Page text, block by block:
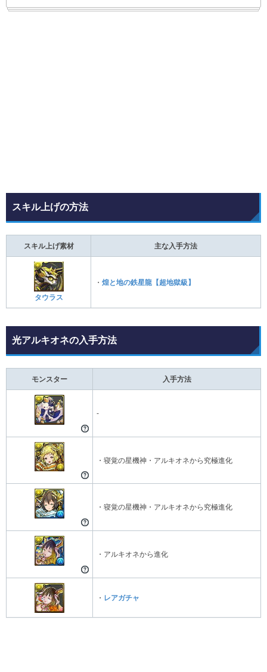
スキル上げの方法
スキル上げ素材 主な入手方法
タウラス
・ 煌と地の鉄星龍【超地獄級】
光アルキオネの入手方法
モンスター 入手方法
-
・寝覚の星機神・アルキオネから究極進化
・寝覚の星機神・アルキオネから究極進化
・アルキオネから進化
・ レアガチャ